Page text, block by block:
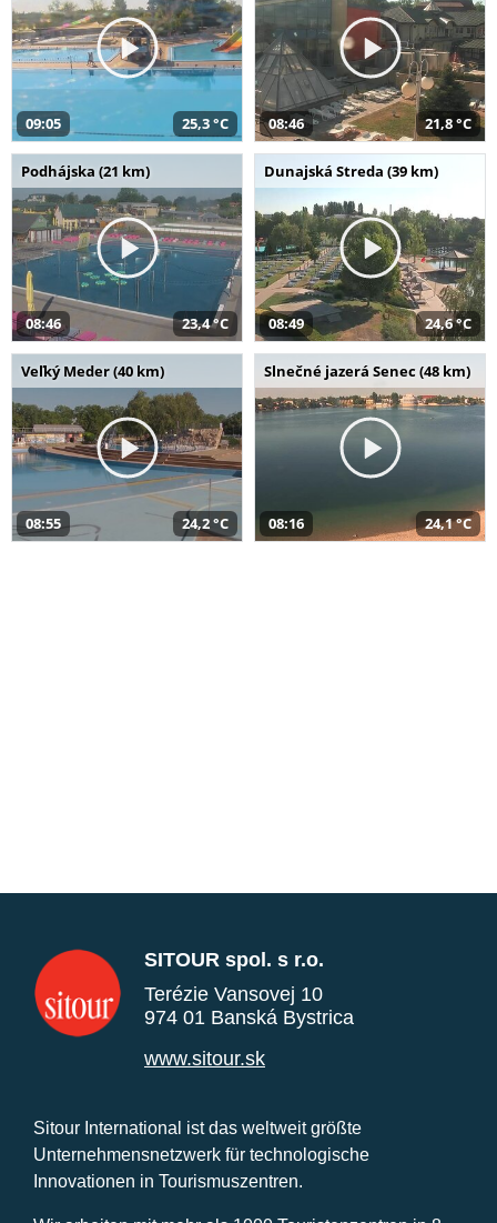
09:05 25,3 °C 08:46 21,8 °C
Podhájska (21 km)
08:46 23,4 °C
Dunajská Streda (39 km)
08:49 24,6 °C
Veľký Meder (40 km)
08:55 24,2 °C
Slnečné jazerá Senec (48 km)
08:16 24,1 °C
SITOUR spol. s r.o.
Terézie Vansovej 10
974 01 Banská Bystrica
www.sitour.sk
Sitour International ist das weltweit größte
Unternehmensnetzwerk für technologische
Innovationen in Tourismuszentren.